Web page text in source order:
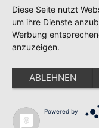
Polska
Português
Nederlands
Svenska
Diese Seite nutzt
um ihre Dienste
Werbung
anzuzeigen.
ABLEHNEN
Powered by